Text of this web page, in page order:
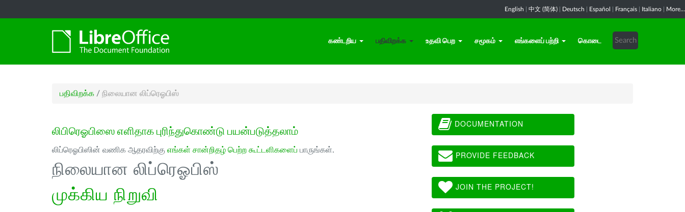
English 中文 (简体) Deutsch Español Français Italiano More...
கண்டறிய பதிவிறக்க உதவி பெற சமூகம் எங்களைப் பற்றி கொடை
பதிவிறக்க / நிலையான லிப்ரெஓபிஸ்
லிபிரெஓபிஸை எளிதாக புரிந்துகொண்டு பயன்படுத்தலாம்
லிப்ரெஓபிஸின் வணிக ஆதரவிற்கு எங்கள் சான்றிதழ் பெற்ற கூட்டளிகளைப் பாருங்கள்.
நிலையான லிப்ரெஓபிஸ்
முக்கிய நிறுவி
DOCUMENTATION
PROVIDE FEEDBACK
JOIN THE PROJECT!